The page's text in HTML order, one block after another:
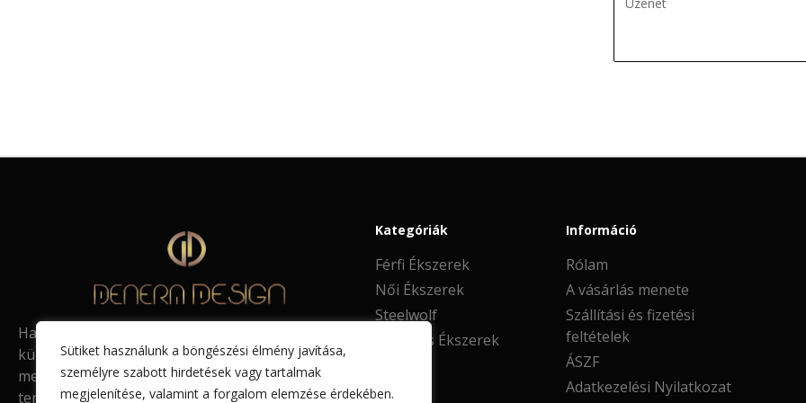
Sütiket használunk a böngészési élmény javítása,
személyre szabott hirdetések vagy tartalmak
megjelenítése, valamint a forgalom elemzése érdekében.
Ha már unja a megszokottat és egyedi,
különleges stílusra vágyik, jó helyen jár! Ismerje
meg Üzletem széles kínálatát, melyben saját
tervezésű és kivitelezésű bőrékszereket,
Kategóriák
Férfi Ékszerek
Női Ékszerek
Steelwolf
Motoros Ékszerek
Információ
Rólam
A vásárlás menete
Szállítási és fizetési
feltételek
ÁSZF
Adatkezelési Nyilatkozat